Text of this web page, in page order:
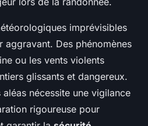
imprévisibles
aggravant. Des phénomènes
ou les vents violents
glissants et dangereux.
aléas nécessite une vigilance
rigoureuse pour